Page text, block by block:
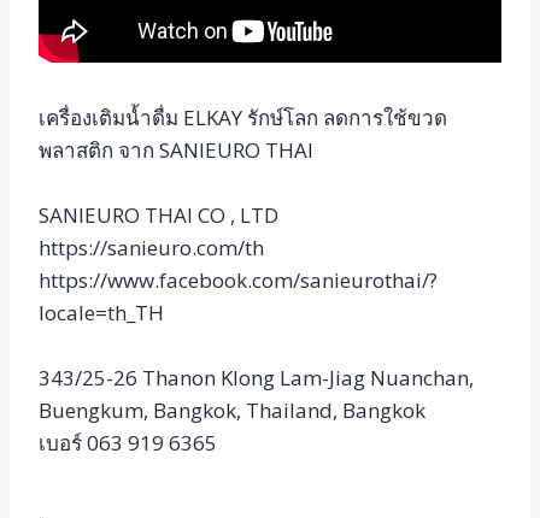
เครื่องเติมน้ำดื่ม ELKAY รักษ์โลก ลดการใช้ขวด
พลาสติก จาก SANIEURO THAI
SANIEURO THAI CO , LTD
https://sanieuro.com/th
https://www.facebook.com/sanieurothai/?
locale=th_TH
343/25-26 Thanon Klong Lam-Jiag Nuanchan,
Buengkum, Bangkok, Thailand, Bangkok
เบอร์ 063 919 6365